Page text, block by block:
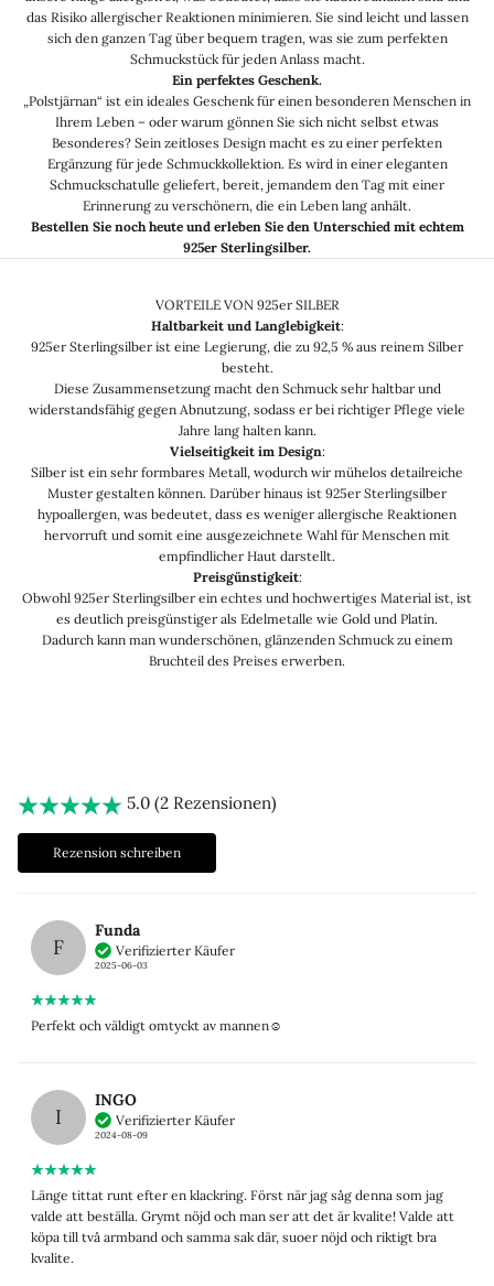
das Risiko allergischer Reaktionen minimieren. Sie sind leicht und lassen
sich den ganzen Tag über bequem tragen, was sie zum perfekten
Schmuckstück für jeden Anlass macht.
Ein perfektes Geschenk.
„Polstjärnan“ ist ein ideales Geschenk für einen besonderen Menschen in
Ihrem Leben – oder warum gönnen Sie sich nicht selbst etwas
Besonderes? Sein zeitloses Design macht es zu einer perfekten
Ergänzung für jede Schmuckkollektion. Es wird in einer eleganten
Schmuckschatulle geliefert, bereit, jemandem den Tag mit einer
Erinnerung zu verschönern, die ein Leben lang anhält.
Bestellen Sie noch heute und erleben Sie den Unterschied mit echtem
925er Sterlingsilber.
VORTEILE VON 925er SILBER
Haltbarkeit und Langlebigkeit:
925er Sterlingsilber ist eine Legierung, die zu 92,5 % aus reinem Silber
besteht.
Diese Zusammensetzung macht den Schmuck sehr haltbar und
widerstandsfähig gegen Abnutzung, sodass er bei richtiger Pflege viele
Jahre lang halten kann.
Vielseitigkeit im Design:
Silber ist ein sehr formbares Metall, wodurch wir mühelos detailreiche
Muster gestalten können. Darüber hinaus ist 925er Sterlingsilber
hypoallergen, was bedeutet, dass es weniger allergische Reaktionen
hervorruft und somit eine ausgezeichnete Wahl für Menschen mit
empfindlicher Haut darstellt.
Preisgünstigkeit:
Obwohl 925er Sterlingsilber ein echtes und hochwertiges Material ist, ist
es deutlich preisgünstiger als Edelmetalle wie Gold und Platin.
Dadurch kann man wunderschönen, glänzenden Schmuck zu einem
Bruchteil des Preises erwerben.
5.0 (2 Rezensionen)
Rezension schreiben
F
Funda
Verifizierter Käufer
2025-06-03
Perfekt och väldigt omtyckt av mannen☺️
I
INGO
Verifizierter Käufer
2024-08-09
Länge tittat runt efter en klackring. Först när jag såg denna som jag
valde att beställa. Grymt nöjd och man ser att det är kvalite! Valde att
köpa till två armband och samma sak där, suoer nöjd och riktigt bra
kvalite.